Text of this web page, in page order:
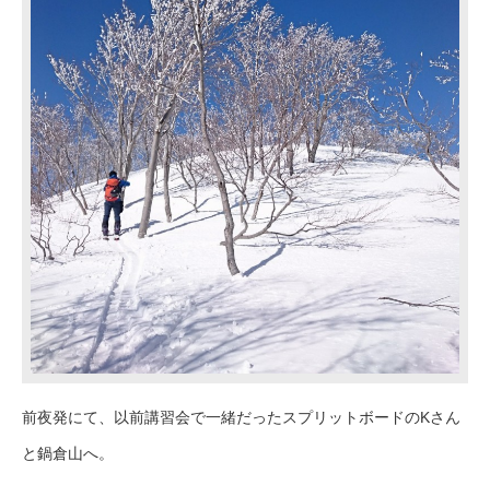
前夜発にて、以前講習会で一緒だったスプリットボードのKさん
と鍋倉山へ。